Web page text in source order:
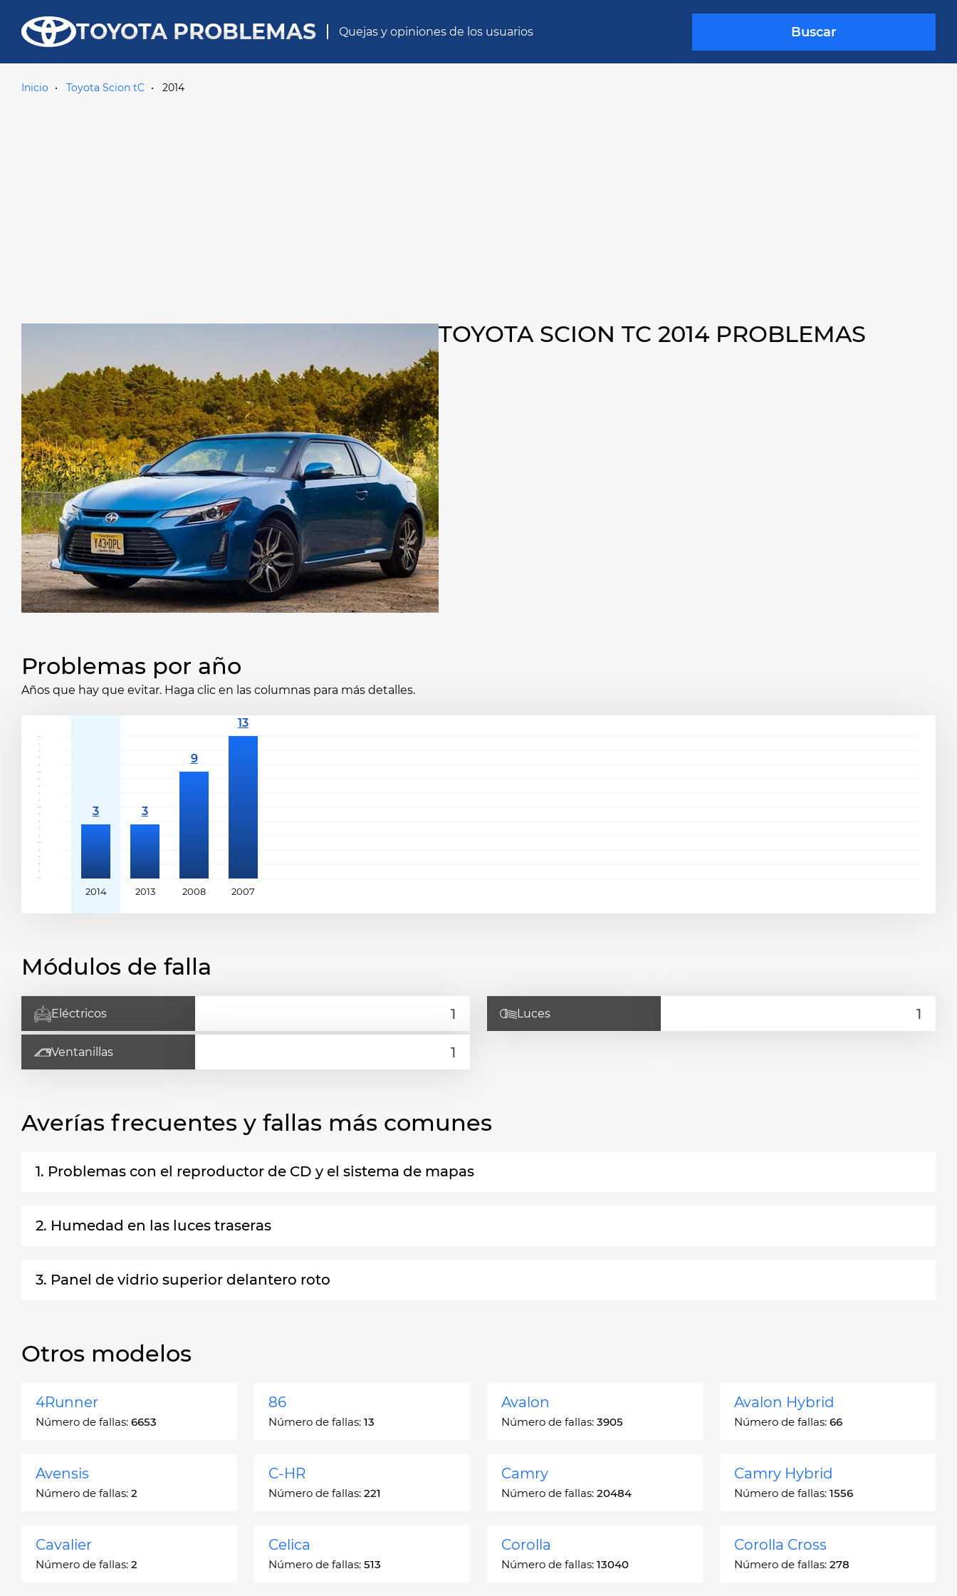
TOYOTA PROBLEMAS Quejas y opiniones de los usuarios Buscar
Inicio Toyota Scion tC 2014
TOYOTA SCION TC 2014 PROBLEMAS
Problemas por año
Años que hay que evitar. Haga clic en las columnas para más detalles.
2014 2013 2008 2007
Módulos de falla
Eléctricos Luces
Ventanillas
Averías frecuentes y fallas más comunes
1. Problemas con el reproductor de CD y el sistema de mapas
2. Humedad en las luces traseras
3. Panel de vidrio superior delantero roto
Otros modelos
4Runner
Número de fallas: 6653
86
Número de fallas: 13
Avalon
Número de fallas: 3905
Avalon Hybrid
Número de fallas: 66
Avensis
Número de fallas: 2
C-HR
Número de fallas: 221
Camry
Número de fallas: 20484
Camry Hybrid
Número de fallas: 1556
Cavalier
Número de fallas: 2
Celica
Número de fallas: 513
Corolla
Número de fallas: 13040
Corolla Cross
Número de fallas: 278